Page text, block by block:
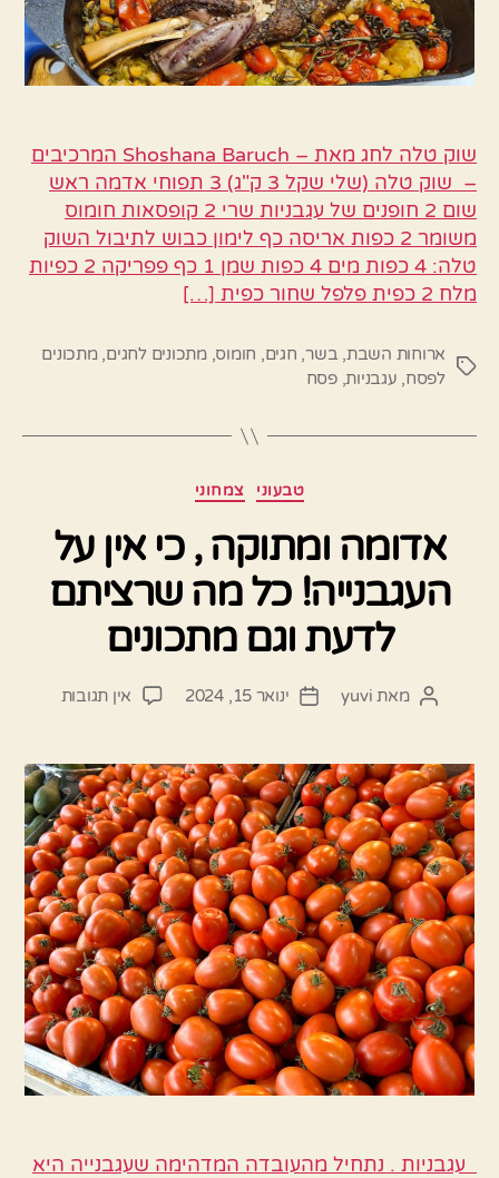
שוק טלה לחג מאת – Shoshana Baruch המרכיבים
– שוק טלה (שלי שקל 3 ק"ג) 3 תפוחי אדמה ראש
שום 2 חופנים של עגבניות שרי 2 קופסאות חומוס
משומר 2 כפות אריסה כף לימון כבוש לתיבול השוק
טלה: 4 כפות מים 4 כפות שמן 1 כף פפריקה 2 כפיות
מלח 2 כפית פלפל שחור כפית […]
תגיות
ארוחות השבת, בשר, חגים, חומוס,מתכונים לחגים,מתכונים
לפסח, עגבניות,פסח
קטגוריות טבעוני צמחוני
אדומה ומתוקה , כי אין על
העגבנייה! כל מה שרציתם
לדעת וגם מתכונים
המחבר
מאת yuvi
תאריך
ינואר 15, 2024 אין תגובות
,
כי
אין
על
כל
מה
שרציתם
לדעת
וגם
מתכונים
עגבניות . נתחיל מהעובדה המדהימה שעגבנייה היא